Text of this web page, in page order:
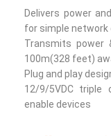
Delivers power
for simple network
Transmits power
100m(328 feet)
Plug and play
12/9/5VDC
enable devices